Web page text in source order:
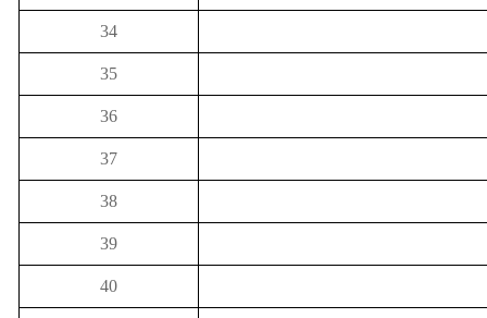
34
35
36
37
38
39
40